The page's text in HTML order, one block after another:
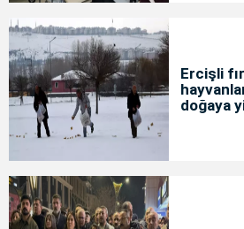
Ercişli
doğaya